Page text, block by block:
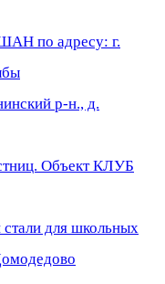
по адресу: г.
р-н., д.
Объект КЛУБ
для школьных